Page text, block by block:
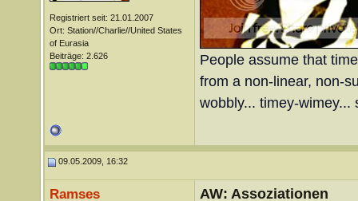
Registriert seit: 21.01.2007
Ort: Station//Charlie//United States
of Eurasia
Beiträge: 2.626
People assume that
from a non-linear, non-
wobbly... timey-wimey...
09.05.2009, 16:32
Ramses
AW: Assoziationen